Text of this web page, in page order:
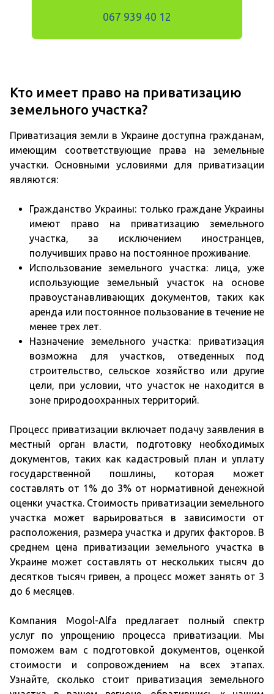
067 939 40 12
Кто имеет право на приватизацию
земельного участка?
Приватизация земли в Украине доступна гражданам,
имеющим соответствующие права на земельные
участки. Основными условиями для приватизации
являются:
Гражданство Украины: только граждане Украины
имеют право на приватизацию земельного
участка, за исключением иностранцев,
получивших право на постоянное проживание.
Использование земельного участка: лица, уже
использующие земельный участок на основе
правоустанавливающих документов, таких как
аренда или постоянное пользование в течение не
менее трех лет.
Назначение земельного участка: приватизация
возможна для участков, отведенных под
строительство, сельское хозяйство или другие
цели, при условии, что участок не находится в
зоне природоохранных территорий.
Процесс приватизации включает подачу заявления в
местный орган власти, подготовку необходимых
документов, таких как кадастровый план и уплату
государственной пошлины, которая может
составлять от 1% до 3% от нормативной денежной
оценки участка. Стоимость приватизации земельного
участка может варьироваться в зависимости от
расположения, размера участка и других факторов. В
среднем цена приватизации земельного участка в
Украине может составлять от нескольких тысяч до
десятков тысяч гривен, а процесс может занять от 3
до 6 месяцев.
Компания Mogol-Alfa предлагает полный спектр
услуг по упрощению процесса приватизации. Мы
поможем вам с подготовкой документов, оценкой
стоимости и сопровождением на всех этапах.
Узнайте, сколько стоит приватизация земельного